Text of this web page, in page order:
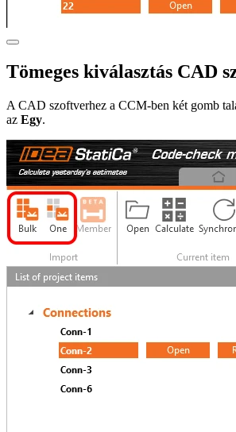
Tömeges kiválasztás CAD
A CAD szoftverhez a CCM-ben két gomb
az Egy.